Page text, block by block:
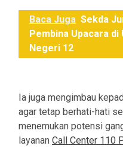
Baca Juga Sekda
Pembina Upacara di
Negeri 12
Ia juga mengimbau
agar tetap berhati-hati
menemukan potensi
layanan Call Center 110